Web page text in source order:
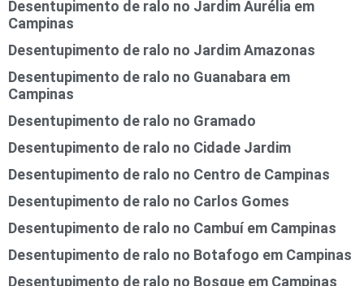
Desentupimento de ralo no Jardim Aurélia em
Campinas
Desentupimento de ralo no Jardim Amazonas
Desentupimento de ralo no Guanabara em
Campinas
Desentupimento de ralo no Gramado
Desentupimento de ralo no Cidade Jardim
Desentupimento de ralo no Centro de Campinas
Desentupimento de ralo no Carlos Gomes
Desentupimento de ralo no Cambuí em Campinas
Desentupimento de ralo no Botafogo em Campinas
Desentupimento de ralo no Bosque em Campinas